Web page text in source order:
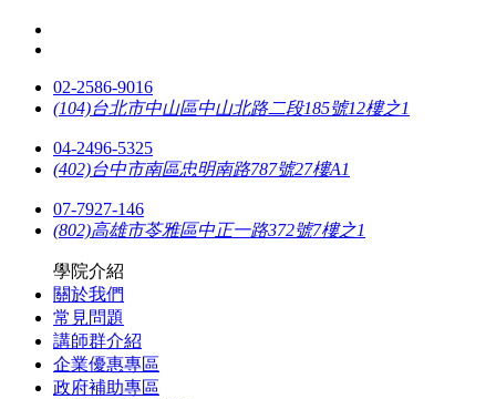
02-2586-9016
(104)台北市中山區中山北路二段185號12樓之1
04-2496-5325
(402)台中市南區忠明南路787號27樓A1
07-7927-146
(802)高雄市苓雅區中正一路372號7樓之1
學院介紹
關於我們
常見問題
講師群介紹
企業優惠專區
政府補助專區